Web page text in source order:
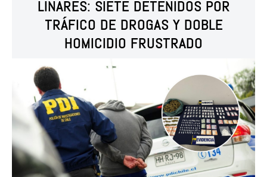
LINARES: SIETE DETENIDOS POR
TRÁFICO DE DROGAS Y DOBLE
HOMICIDIO FRUSTRADO